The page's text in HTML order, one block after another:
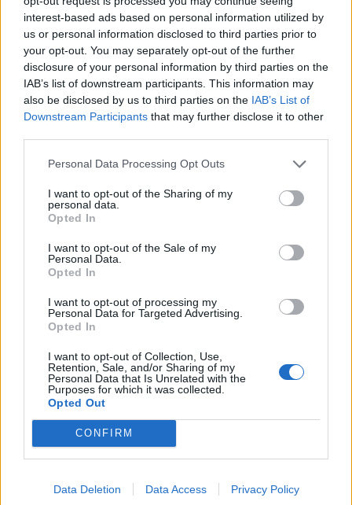
interest-based ads based on personal information utilized by
us or personal information disclosed to third parties prior to
your opt-out. You may separately opt-out of the further
disclosure of your personal information by third parties on the
IAB’s list of downstream participants. This information may
also be disclosed by us to third parties on the IAB’s List of
Downstream Participants that may further disclose it to other
Personal Data Processing Opt Outs
I want to opt-out of the Sharing of my
personal data.
Opted In
I want to opt-out of the Sale of my
Personal Data.
Opted In
I want to opt-out of processing my
Personal Data for Targeted Advertising.
Opted In
I want to opt-out of Collection, Use,
Retention, Sale, and/or Sharing of my
Personal Data that Is Unrelated with the
Purposes for which it was collected.
Opted Out
CONFIRM
Data Deletion Data Access Privacy Policy
Impresszum
Szerzői jogok
Adatvédelmi tájékoztató
Cookie-kezelési tájékoztató
Hozzászólási szabályzat
Nyomtatott lapjaink archívuma
Székely Hírmondó archívuma
Sütibeállítások
Médiatér
Liget
Krónika
Bihari Napló
Erdélyi Napló
Főtér
Rádió GaGa